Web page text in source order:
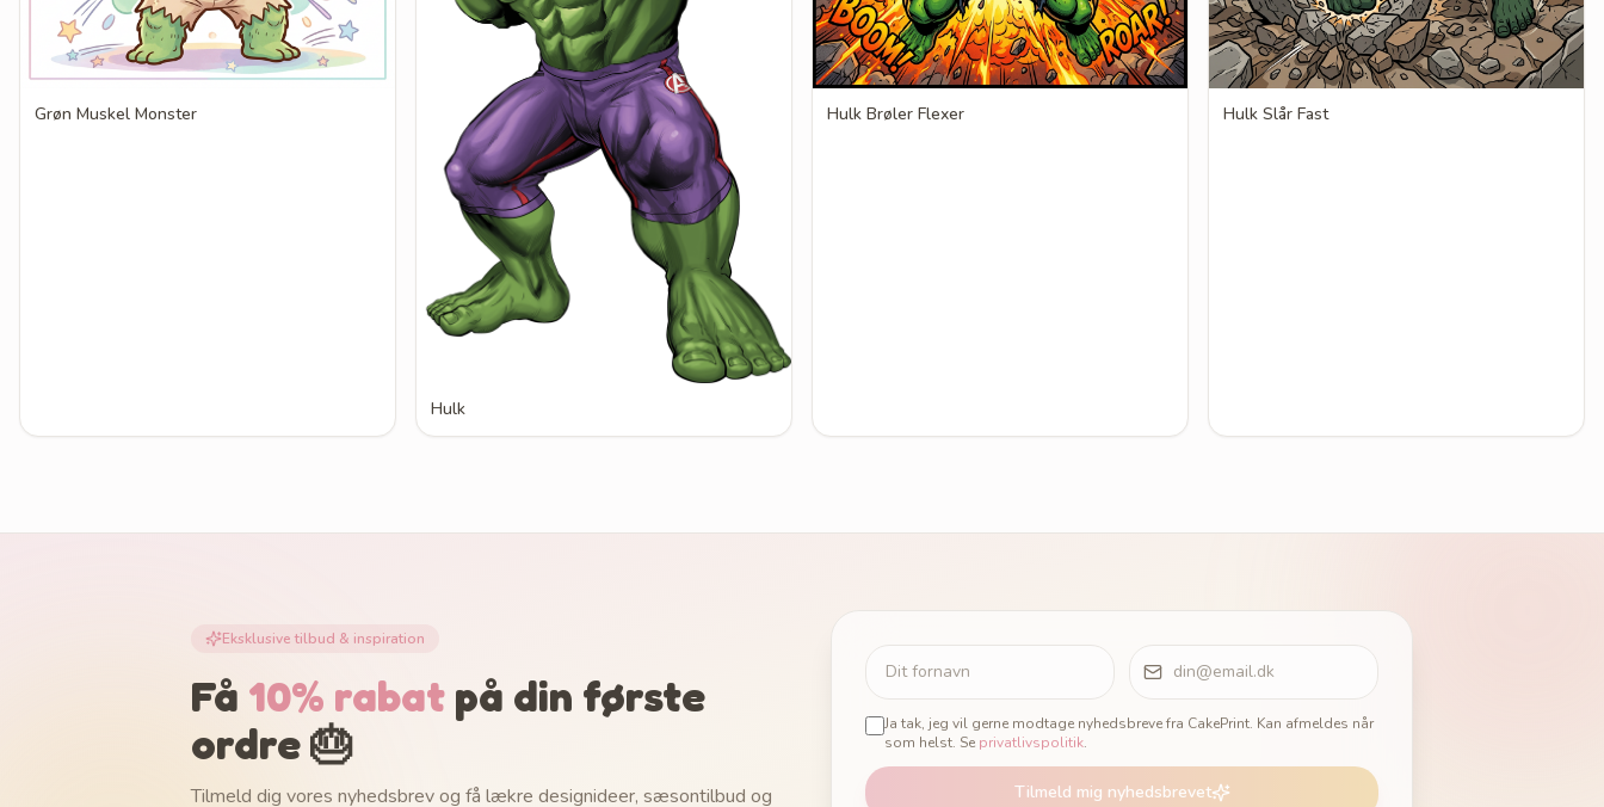
Grøn Muskel Monster
Hulk
Hulk Brøler Flexer Hulk Slår Fast
Eksklusive tilbud & inspiration
Få 10% rabat på din første
ordre 🎂
Tilmeld dig vores nyhedsbrev og få lækre designideer, sæsontilbud og
Ja tak, jeg vil gerne modtage nyhedsbreve fra CakePrint. Kan afmeldes når
som helst. Se privatlivspolitik.
Tilmeld mig nyhedsbrevet